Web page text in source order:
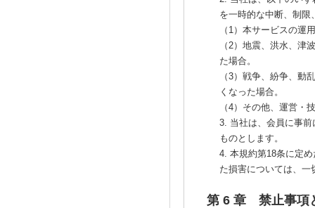
を一時的な中断、制限
（1）本サービスの運
（2）地震、洪水、津
た場合。
（3）戦争、紛争、動
くなった場合。
（4）その他、運営・
3. 当社は、会員に事
ものとします。
4. 本規約第18条に定
た損害については、一
第 6 章 禁止事項